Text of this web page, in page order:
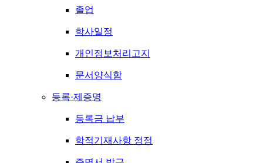
졸업
학사일정
개인정보처리고지
문서양식함
등록·제증명
등록금 납부
학적기재사항 정정